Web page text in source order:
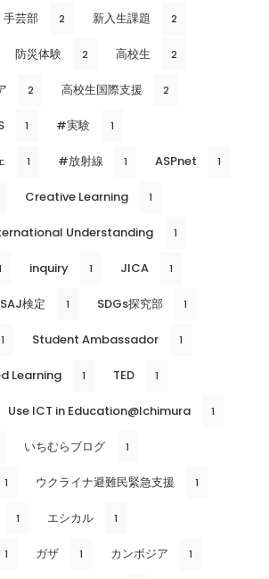
手芸部 2 新入生課題 2
防災体験 2 高校生 2
2 高校生国際支援 2
1 #実験 1
1 #放射線 1 ASPnet 1
Creative Learning 1
Understanding 1
inquiry 1 JICA 1
SAJ検定 1 SDGs探究部 1
1 Student Ambassador 1
Learning 1 TED 1
Use ICT in Education@Ichimura 1
いちむらブログ 1
1 ウクライナ避難民緊急支援 1
1 エシカル 1
1 ガザ 1 カンボジア 1